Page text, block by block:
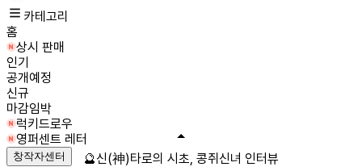
카테고리
홈
상시 판매
인기
공개예정
신규
마감임박
럭키드로우
영퍼센트 레터
창작자센터 🔮신(神)타로의 시초, 콩쥐신녀 인터뷰